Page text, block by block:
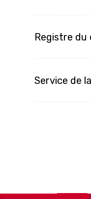
Registre du
Service de